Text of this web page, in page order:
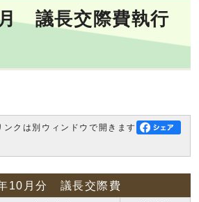
議長交際費執行
ンクは別ウィンドウで開きます
10月分 議長交際費